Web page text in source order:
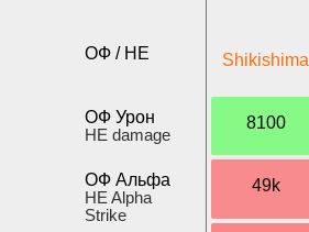
ОФ / HE
ОФ Урон
HE damage
ОФ Альфа
HE Alpha
Strike
Shikishima
8100
49k